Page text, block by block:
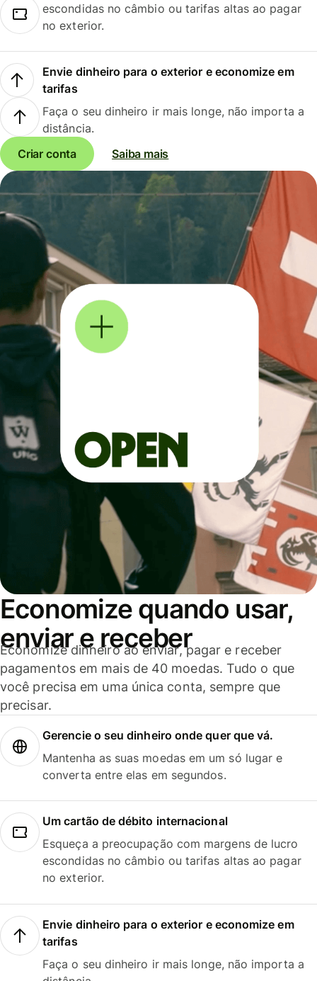
escondidas no câmbio ou tarifas altas ao pagar
no exterior.
Envie dinheiro para o exterior e economize em
tarifas
Faça o seu dinheiro ir mais longe, não importa a
distância.
Criar conta
Saiba mais
Economize quando usar,
enviar e receber
Economize dinheiro ao enviar, pagar e receber
pagamentos em mais de 40 moedas. Tudo o que
você precisa em uma única conta, sempre que
precisar.
Gerencie o seu dinheiro onde quer que vá.
Mantenha as suas moedas em um só lugar e
converta entre elas em segundos.
Um cartão de débito internacional
Esqueça a preocupação com margens de lucro
escondidas no câmbio ou tarifas altas ao pagar
no exterior.
Envie dinheiro para o exterior e economize em
tarifas
Faça o seu dinheiro ir mais longe, não importa a